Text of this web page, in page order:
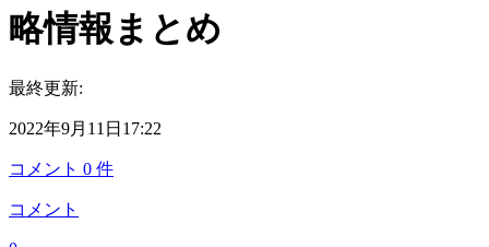
略情報まとめ
最終更新:
2022年9月11日17:22
コメント 0 件
コメント